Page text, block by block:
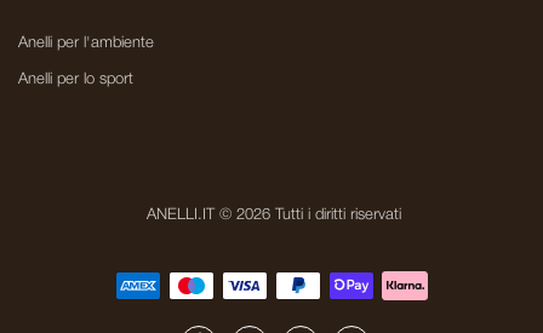
Anelli per l'ambiente
Anelli per lo sport
ANELLI.IT © 2026 Tutti i diritti riservati